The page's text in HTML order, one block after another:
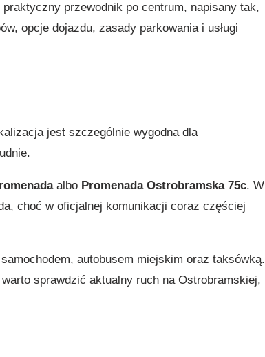
przewodnik po centrum, napisany tak,
opcje dojazdu, zasady parkowania i usługi
jest szczególnie wygodna dla
albo Promenada Ostrobramska 75c. W
choć w oficjalnej komunikacji coraz częściej
autobusem miejskim oraz taksówką.
sprawdzić aktualny ruch na Ostrobramskiej,